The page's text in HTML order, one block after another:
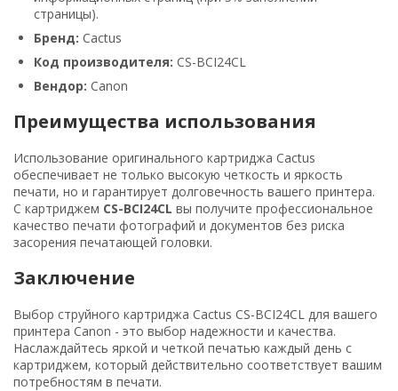
страницы).
Бренд: Cactus
Код производителя: CS-BCI24CL
Вендор: Canon
Преимущества использования
Использование оригинального картриджа Cactus
обеспечивает не только высокую четкость и яркость
печати, но и гарантирует долговечность вашего принтера.
С картриджем CS-BCI24CL вы получите профессиональное
качество печати фотографий и документов без риска
засорения печатающей головки.
Заключение
Выбор струйного картриджа Cactus CS-BCI24CL для вашего
принтера Canon - это выбор надежности и качества.
Наслаждайтесь яркой и четкой печатью каждый день с
картриджем, который действительно соответствует вашим
потребностям в печати.